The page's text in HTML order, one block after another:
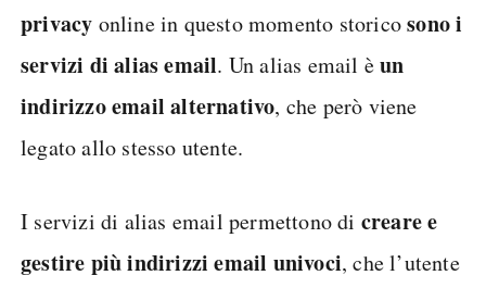
privacy online in questo momento storicosono i
servizi di alias email. Un alias email èun
indirizzo email alternativo, che però viene
legato allo stesso utente.
I servizi di alias email permettono di creare e
gestire più indirizzi email univoci, che l’utente